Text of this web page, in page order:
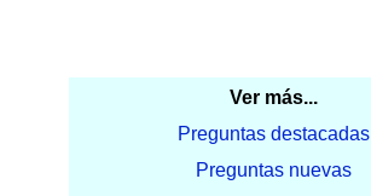
Ver más...
Preguntas destacadas
Preguntas nuevas